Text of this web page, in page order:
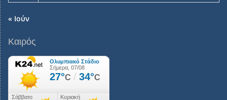
« Ιούν
Καιρός